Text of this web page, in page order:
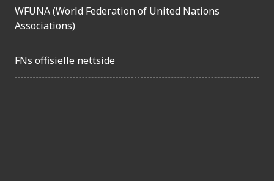
WFUNA (World Federation of United Nations
Associations)
FNs offisielle nettside